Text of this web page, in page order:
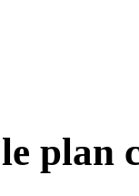
plan